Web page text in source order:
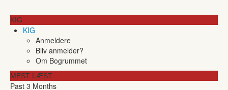
KIG
KIG
Anmeldere
Bliv anmelder?
Om Bogrummet
MEST LÆST
Past 3 Months